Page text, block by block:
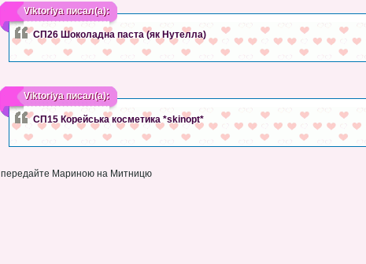
Viktoriyaписал(а):
СП26 Шоколадна паста (як Нутелла)
Viktoriyaписал(а):
СП15 Корейська косметика *skinopt*
передайте Мариною на Митницю